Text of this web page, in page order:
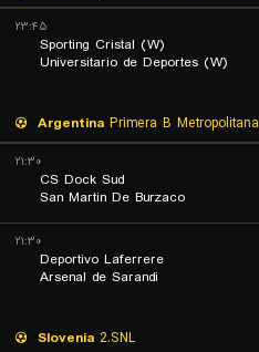
۲۳:۴۵
Sporting Cristal (W)
Universitario de Deportes (W)
Argentina Primera B Metropolitana
۲۱:۳۰
CS Dock Sud
San Martin De Burzaco
۲۱:۳۰
Deportivo Laferrere
Arsenal de Sarandi
Slovenia 2.SNL